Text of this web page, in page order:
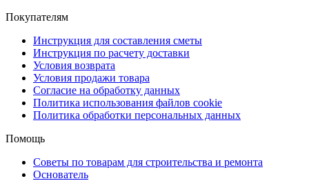
Покупателям
Инструкция для составления сметы
Инструкция по расчету доставки
Условия возврата
Условия продажи товара
Согласие на обработку данных
Политика использования файлов cookie
Политика обработки персональных данных
Помощь
Советы по товарам для строительства и ремонта
Основатель